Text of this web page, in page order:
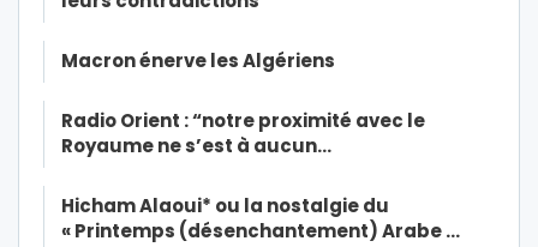
Macron énerve les Algériens
Radio Orient : “notre proximité avec le
Royaume ne s’est à aucun…
Hicham Alaoui* ou la nostalgie du
« Printemps (désenchantement) Arabe …